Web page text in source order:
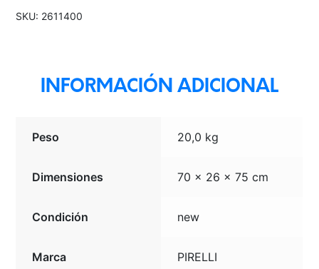
SKU: 2611400
INFORMACIÓN ADICIONAL
Peso 20,0 kg
Dimensiones 70 × 26 × 75 cm
Condición new
Marca PIRELLI